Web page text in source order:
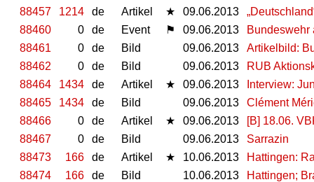
88457
1214 de Artikel ★ 09.06.2013
88460
0 de Event ⚑ 09.06.2013
Bundeswehr
88461
0 de Bild 09.06.2013
Artikelbild:
88462
0 de Bild 09.06.2013
RUB
88464
1434 de Artikel ★ 09.06.2013
Interview:
88465
1434 de Bild 09.06.2013
Clément
88466
0 de Artikel ★ 09.06.2013
[B] 18.06.
88467
0 de Bild 09.06.2013
Sarrazin
88473
166 de Artikel ★ 10.06.2013
Hattingen:
88474
166 de Bild 10.06.2013 Hattingen;